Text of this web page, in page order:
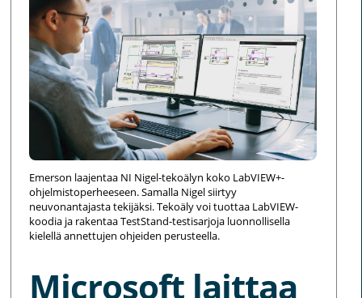
Emerson laajentaa NI Nigel-tekoälyn koko LabVIEW+-
ohjelmistoperheeseen. Samalla Nigel siirtyy
neuvonantajasta tekijäksi. Tekoäly voi tuottaa LabVIEW-
koodia ja rakentaa TestStand-testisarjoja luonnollisella
kielellä annettujen ohjeiden perusteella.
Microsoft laittaa